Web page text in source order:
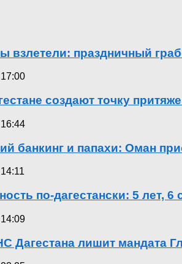
взлетели: праздничный
создают точку
банкинг и папахи: Оман
по-дагестански: 5 лет,
Дагестана лишит мандата